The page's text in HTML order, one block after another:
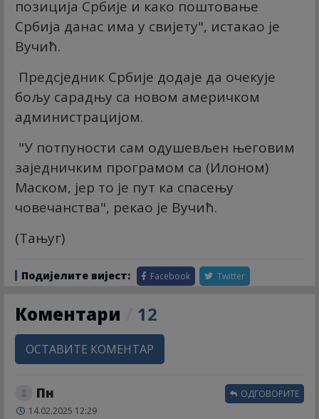
позиција Србије и како поштовање
Србија данас има у свијету", истакао је
Вучић.
Предсједник Србије додаје да очекује
бољу сарадњу са новом америчком
администрацијом.
"У потпуности сам одушевљен његовим
заједничким програмом са (Илоном)
Маском, јер то је пут ка спасењу
човечанства", рекао је Вучић.
(Тањуг)
Подијелите вијест: Facebook Twitter
Коментари 12
ОСТАВИТЕ КОМЕНТАР
Пн
14.02.2025 12:29
ОДГОВОРИТЕ